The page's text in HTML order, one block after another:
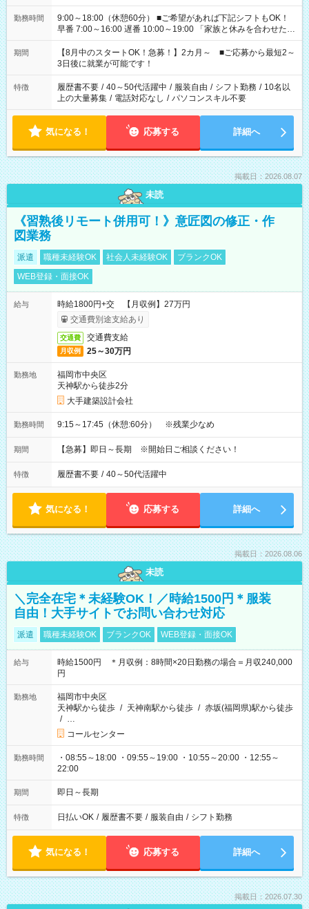
勤務時間
9:00～18:00（休憩60分） ■ご希望があれば下記シフトもOK！
早番 7:00～16:00 遅番 10:00～19:00 「家族と休みを合わせた
い」 「余裕を持って夕飯の準備がしたい」 「できれば残業はし
たくない」 など、ご希望を教えてくださいね。 ※Wワーク希望
の方へ 今ご覧のお仕事で希望する勤務時間と、もう1つのお仕事
の勤務時間。 合計で週40時間を超える場合は応募できません。
期間
【8月中のスタートOK！急募！】2カ月～ ■ご応募から最短2～
3日後に就業が可能です！
特徴 履歴書不要 / 40～50代活躍中 / 服装自由 / シフト勤務 / 10名以
上の大量募集 / 電話対応なし / パソコンスキル不要
気になる！ 応募する 詳細へ
掲載日：2026.08.07
未読
《習熟後リモート併用可！》意匠図の修正・作
図業務
派遣 職種未経験OK 社会人未経験OK
ブランクOK
WEB登録・面接OK
給与
時給1800円+交 【月収例】27万円
交通費別途支給あり
交通費 交通費支給
月収例 25～30万円
勤務地
福岡市中央区
天神駅から徒歩2分
大手建築設計会社
勤務時間 9:15～17:45（休憩:60分） ※残業少なめ
期間 【急募】即日～長期 ※開始日ご相談ください！
特徴 履歴書不要 / 40～50代活躍中
気になる！ 応募する 詳細へ
掲載日：2026.08.06
未読
＼完全在宅＊未経験OK！／時給1500円＊服装
自由！大手サイトでお問い合わせ対応
派遣 職種未経験OK ブランクOK WEB登録・面接OK
給与
時給1500円 ＊月収例：8時間×20日勤務の場合＝月収240,000
円
勤務地
福岡市中央区
天神駅から徒歩 / 天神南駅から徒歩 / 赤坂(福岡県)駅から徒歩
/ …
コールセンター
勤務時間
・08:55～18:00 ・09:55～19:00 ・10:55～20:00 ・12:55～
22:00
期間 即日～長期
特徴 日払いOK / 履歴書不要 / 服装自由 / シフト勤務
気になる！ 応募する 詳細へ
掲載日：2026.07.30